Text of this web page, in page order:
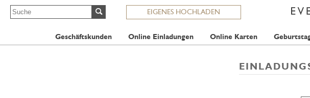
EIGENES HOCHLADEN
Geschäftskunden Online Einladungen Online Karten